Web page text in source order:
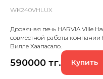
WK240VHLUX
Дровяная печь HARVIA Ville
совместной работы компании
Вилле Хаапасало.
590000 тг. Купить